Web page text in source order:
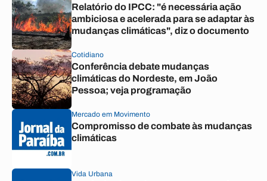
Relatório do IPCC: "é necessária ação
ambiciosa e acelerada para se adaptar às
mudanças climáticas", diz o documento
Cotidiano
Conferência debate mudanças
climáticas do Nordeste, em João
Pessoa; veja programação
Mercado em Movimento
Compromisso de combate às mudanças
climáticas
Vida Urbana